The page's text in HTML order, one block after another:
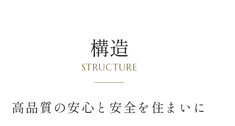
構造
STRUCTURE
高品質の安心と安全を 住まいに